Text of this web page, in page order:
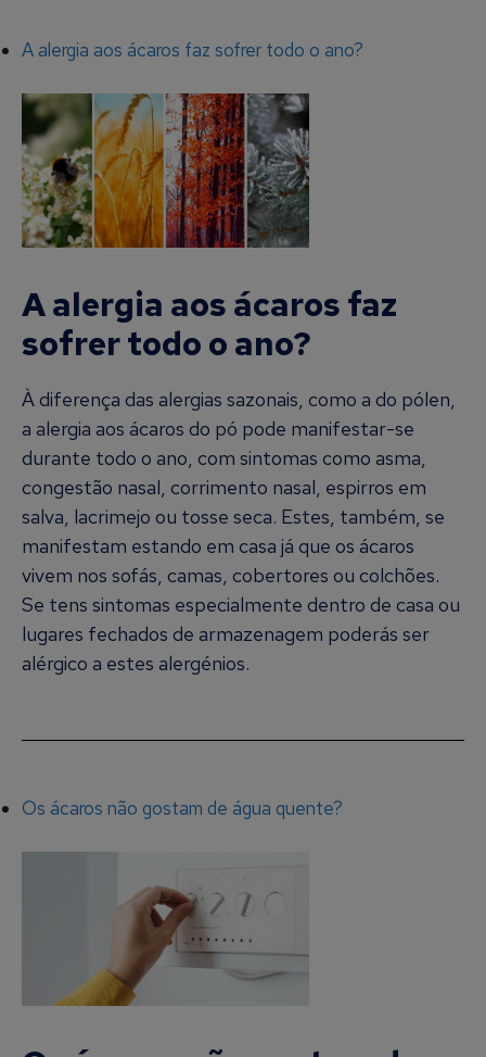
A alergia aos ácaros faz sofrer todo o ano?
A alergia aos ácaros faz
sofrer todo o ano?
À diferença das alergias sazonais, como a do pólen,
a alergia aos ácaros do pó pode manifestar-se
durante todo o ano, com sintomas como asma,
congestão nasal, corrimento nasal, espirros em
salva, lacrimejo ou tosse seca. Estes, também, se
manifestam estando em casa já que os ácaros
vivem nos sofás, camas, cobertores ou colchões.
Se tens sintomas especialmente dentro de casa ou
lugares fechados de armazenagem poderás ser
alérgico a estes alergénios.
Os ácaros não gostam de água quente?